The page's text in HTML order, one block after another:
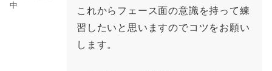
中
これからフェース面の意識を持って練
習したいと思いますのでコツをお願い
します。